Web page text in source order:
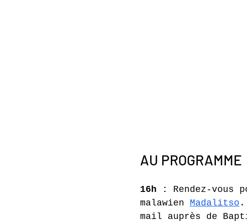
AU PROGRAMME
16h :
Rendez-
malawien Madalitso .
mail auprès de